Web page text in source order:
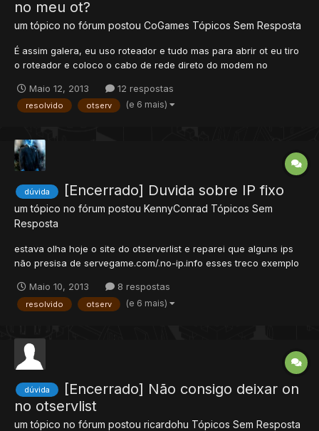
no meu ot?
um tópico no fórum postou CoGames Tópicos Sem Resposta
É assim galera, eu uso roteador e tudo mas para abrir ot eu tiro
o roteador e coloco o cabo de rede direto do modem no
lista e tudo, porém, somente eu consigo entrar no ot, e la no
otservlist aparece 0 pessoas online! O que pode ser? Aj...
Maio 12, 2013 12 respostas
resolvido otserv (e 6 mais)
dúvida [Encerrado] Duvida sobre IP fixo
um tópico no fórum postou KennyConrad Tópicos Sem
Resposta
estava olha hoje o site do otserverlist e reparei que alguns ips
não presisa de servegame.com/.no-ip.info esses treco exemplo
assim no caso gostaria que o meu fosse www.megabr.com.br ou
www.megabr.com até os ips do RADBR...
Maio 10, 2013 8 respostas
resolvido otserv (e 6 mais)
dúvida
[Encerrado] Não consigo deixar on
no otservlist
um tópico no fórum postou ricardohu Tópicos Sem Resposta